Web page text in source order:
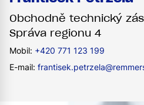
Obchodně technický
Správa regionu 4
Mobil: +420 771 123 199
E-mail: